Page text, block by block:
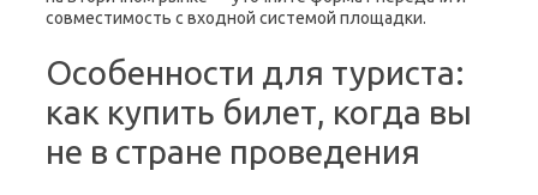
совместимость с входной системой площадки.
Особенности для туриста:
как купить билет, когда вы
не в стране проведения